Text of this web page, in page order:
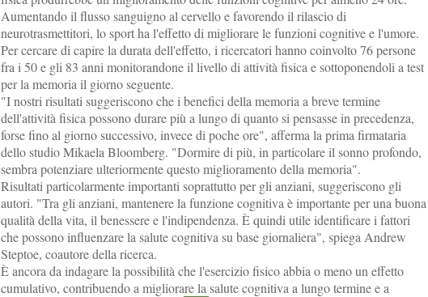
Aumentando il flusso sanguigno al cervello e favorendo il rilascio di
neurotrasmettitori, lo sport ha l'effetto di migliorare le funzioni cognitive e l'umore.
Per cercare di capire la durata dell'effetto, i ricercatori hanno coinvolto 76 persone
fra i 50 e gli 83 anni monitorandone il livello di attività fisica e sottoponendoli a test
per la memoria il giorno seguente.
"I nostri risultati suggeriscono che i benefici della memoria a breve termine
dell'attività fisica possono durare più a lungo di quanto si pensasse in precedenza,
forse fino al giorno successivo, invece di poche ore", afferma la prima firmataria
dello studio Mikaela Bloomberg. "Dormire di più, in particolare il sonno profondo,
sembra potenziare ulteriormente questo miglioramento della memoria".
Risultati particolarmente importanti soprattutto per gli anziani, suggeriscono gli
autori. "Tra gli anziani, mantenere la funzione cognitiva è importante per una buona
qualità della vita, il benessere e l'indipendenza. È quindi utile identificare i fattori
che possono influenzare la salute cognitiva su base giornaliera", spiega Andrew
Steptoe, coautore della ricerca.
È ancora da indagare la possibilità che l'esercizio fisico abbia o meno un effetto
cumulativo, contribuendo a migliorare la salute cognitiva a lungo termine e a